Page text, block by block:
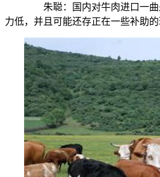
朱聪：国内对牛肉进口一曲
力低，并且可能还存正在一些补助